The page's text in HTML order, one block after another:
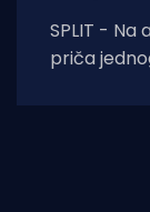
SPLIT - Na
priča